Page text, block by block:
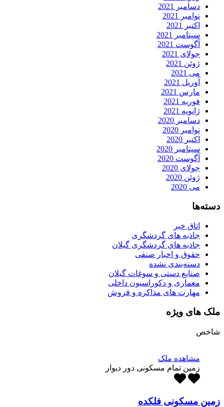
دسامبر 2021
نوامبر 2021
اکتبر 2021
سپتامبر 2021
آگوست 2021
جولای 2021
ژوئن 2021
می 2021
آوریل 2021
مارس 2021
فوریه 2021
ژانویه 2021
دسامبر 2020
نوامبر 2020
اکتبر 2020
سپتامبر 2020
آگوست 2020
جولای 2020
ژوئن 2020
می 2020
دسته‌ها
اتاق خبر
جاذبه های گردشگری
جاذبه های گردشگری گیلان
حقوق و اخبار صنفی
دسته‌بندی نشده
صنایع دستی و سوغات گیلان
معماری و دکوراسیون داخلی
مهارت های مذاکره و فروش
ملک های ویژه
شاخص
مشاهده ملک
زمین تمام مسکونی دور دیوار
زمین مسکونی فلکده